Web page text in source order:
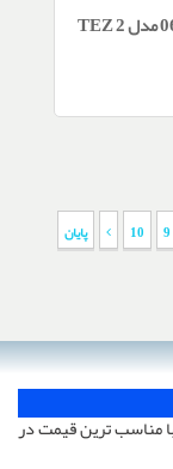
9
10
پایان
مناسب ترین قیمت در